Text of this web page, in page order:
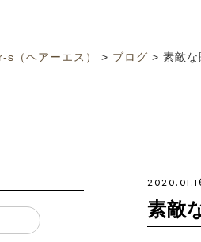
（ヘアーエス） > ブログ > 素敵な
素敵